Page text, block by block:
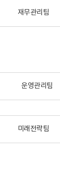
재무관리팀
운영관리팀
미래전략팀